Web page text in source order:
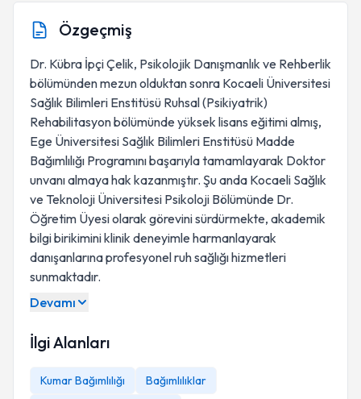
Özgeçmiş
Dr. Kübra İpçi Çelik, Psikolojik Danışmanlık ve Rehberlik
bölümünden mezun olduktan sonra Kocaeli Üniversitesi
Sağlık Bilimleri Enstitüsü Ruhsal (Psikiyatrik)
Rehabilitasyon bölümünde yüksek lisans eğitimi almış,
Ege Üniversitesi Sağlık Bilimleri Enstitüsü Madde
Bağımlılığı Programını başarıyla tamamlayarak Doktor
unvanı almaya hak kazanmıştır. Şu anda Kocaeli Sağlık
ve Teknoloji Üniversitesi Psikoloji Bölümünde Dr.
Öğretim Üyesi olarak görevini sürdürmekte, akademik
bilgi birikimini klinik deneyimle harmanlayarak
danışanlarına profesyonel ruh sağlığı hizmetleri
sunmaktadır.
Devamı
İlgi Alanları
Kumar Bağımlılığı
Bağımlılıklar